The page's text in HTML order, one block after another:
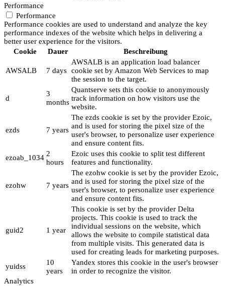
Performance
Performance
Performance cookies are used to understand and analyze the key
performance indexes of the website which helps in delivering a
better user experience for the visitors.
Cookie
Dauer Beschreibung
AWSALB 7 days
AWSALB is an application load balancer
cookie set by Amazon Web Services to map
the session to the target.
d
3
months
Quantserve sets this cookie to anonymously
track information on how visitors use the
website.
ezds 7 years
The ezds cookie is set by the provider Ezoic,
and is used for storing the pixel size of the
user's browser, to personalize user experience
and ensure content fits.
ezoab_1034 2
hours
Ezoic uses this cookie to split test different
features and functionality.
ezohw 7 years
The ezohw cookie is set by the provider Ezoic,
and is used for storing the pixel size of the
user's browser, to personalize user experience
and ensure content fits.
guid2 1 year
This cookie is set by the provider Delta
projects. This cookie is used to track the
individual sessions on the website, which
allows the website to compile statistical data
from multiple visits. This generated data is
used for creating leads for marketing purposes.
yuidss
10
years
Yandex stores this cookie in the user's browser
in order to recognize the visitor.
Analytics